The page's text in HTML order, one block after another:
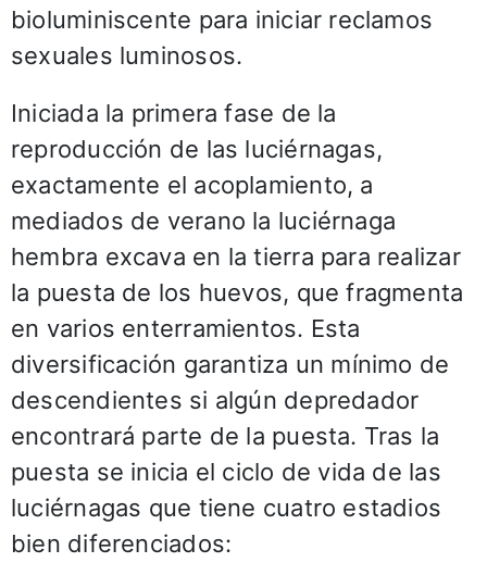
bioluminiscente para iniciar reclamos
sexuales luminosos.
Iniciada la primera fase de la
reproducción de las luciérnagas,
exactamente el acoplamiento, a
mediados de verano la luciérnaga
hembra excava en la tierra para realizar
la puesta de los huevos, que fragmenta
en varios enterramientos. Esta
diversificación garantiza un mínimo de
descendientes si algún depredador
encontrará parte de la puesta. Tras la
puesta se inicia el ciclo de vida de las
luciérnagas que tiene cuatro estadios
bien diferenciados: